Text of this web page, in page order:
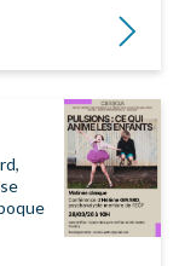
Lire la